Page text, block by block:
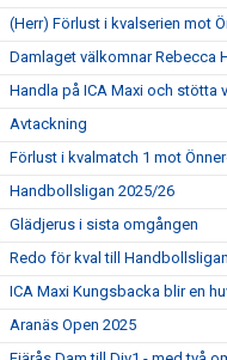
(Herr) Förlust i kvalserien mot
Damlaget välkomnar Rebecca
Handla på ICA Maxi och stötta
Avtackning
Förlust i kvalmatch 1 mot
Handbollsligan 2025/26
Glädjerus i sista omgången
Redo för kval till Handbollsligan
ICA Maxi Kungsbacka blir en
Aranäs Open 2025